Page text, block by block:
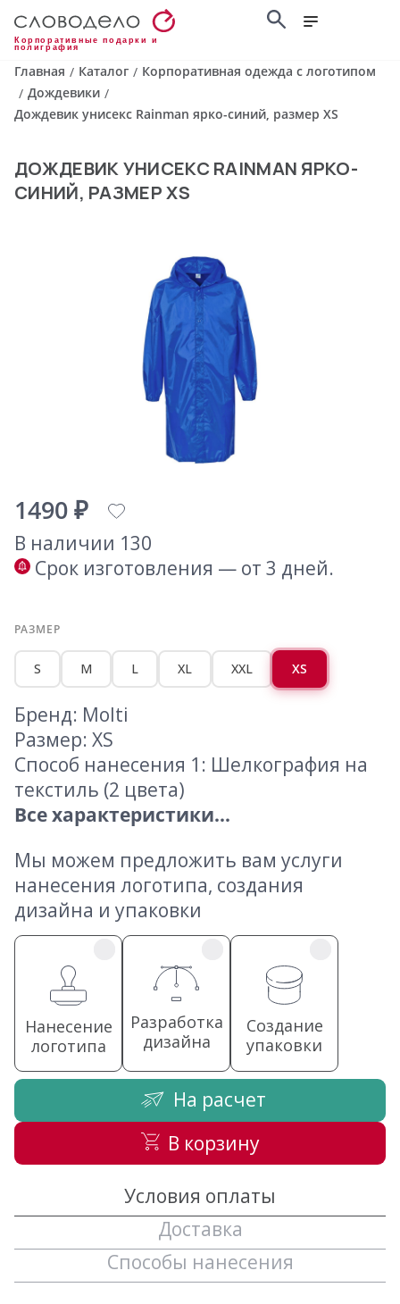
Корпоративные подарки и
полиграфия
Главная / Каталог / Корпоративная одежда с логотипом
/ Дождевики /
Дождевик унисекс Rainman ярко-синий, размер XS
ДОЖДЕВИК УНИСЕКС RAINMAN ЯРКО-
СИНИЙ, РАЗМЕР XS
1490 ₽
В наличии 130
Срок изготовления — от 3 дней.
РАЗМЕР
S M L XL XXL XS
Бренд: Molti
Размер: XS
Способ нанесения 1: Шелкография на
текстиль (2 цвета)
Все характеристики...
Мы можем предложить вам услуги
нанесения логотипа, создания
дизайна и упаковки
Нанесение
логотипа
Разработка
дизайна
Создание
упаковки
На расчет
В корзину
Условия оплаты
Доставка
Способы нанесения